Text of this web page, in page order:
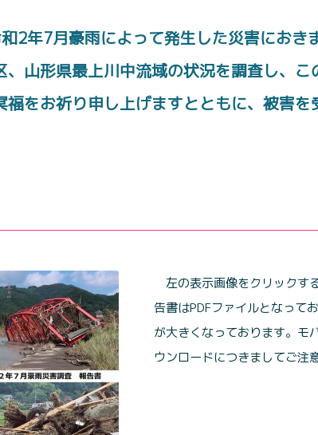
2年7月豪雨によって発生した災害におき
山形県最上川中流域の状況を調査し、こ
福をお祈り申し上げますとともに、被害
左の表示画像をクリックす
告書はPDFファイルとなって
が大きくなっております。モ
ウンロードにつきましてご注